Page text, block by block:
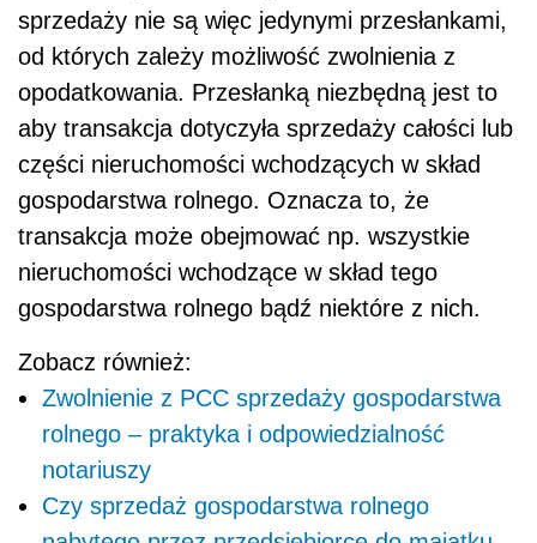
sprzedaży nie są więc jedynymi przesłankami,
od których zależy możliwość zwolnienia z
opodatkowania. Przesłanką niezbędną jest to
aby transakcja dotyczyła sprzedaży całości lub
części nieruchomości wchodzących w skład
gospodarstwa rolnego. Oznacza to, że
transakcja może obejmować np. wszystkie
nieruchomości wchodzące w skład tego
gospodarstwa rolnego bądź niektóre z nich.
Zobacz również:
Zwolnienie z PCC sprzedaży gospodarstwa
rolnego – praktyka i odpowiedzialność
notariuszy
Czy sprzedaż gospodarstwa rolnego